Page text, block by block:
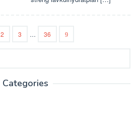
2 3 … 36
Categories